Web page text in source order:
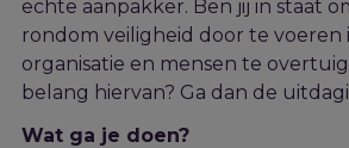
echte aanpakker. Ben jij in staat
rondom veiligheid door te voeren
organisatie en mensen te
belang hiervan? Ga dan de
Wat ga je doen?